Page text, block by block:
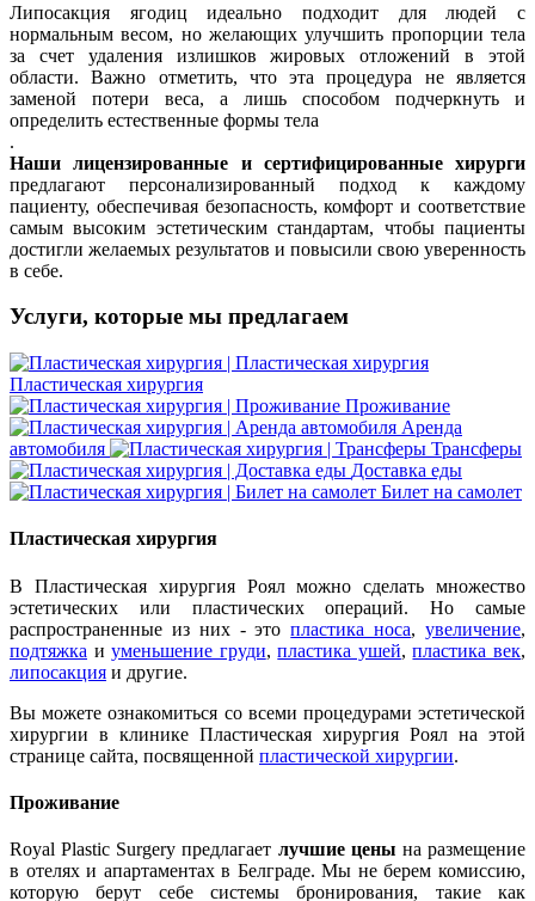
Липосакция ягодиц идеально подходит для людей с
нормальным весом, но желающих улучшить пропорции тела
за счет удаления излишков жировых отложений в этой
области. Важно отметить, что эта процедура не является
заменой потери веса, а лишь способом подчеркнуть и
определить естественные формы тела
.
Наши лицензированные и сертифицированные хирурги
предлагают персонализированный подход к каждому
пациенту, обеспечивая безопасность, комфорт и соответствие
самым высоким эстетическим стандартам, чтобы пациенты
достигли желаемых результатов и повысили свою уверенность
в себе.
Услуги, которые мы предлагаем
Пластическая хирургия
Проживание
Аренда
автомобиля
Трансферы
Доставка еды
Билет на самолет
Пластическая хирургия
В Пластическая хирургия Роял можно сделать множество
эстетических или пластических операций. Но самые
распространенные из них - этопластика носа,увеличение,
подтяжка иуменьшение груди,пластика ушей,пластика век,
липосакция и другие.
Вы можете ознакомиться со всеми процедурами эстетической
хирургии в клинике Пластическая хирургия Роял на этой
странице сайта, посвященной пластической хирургии.
Проживание
Royal Plastic Surgery предлагает лучшие цены на размещение
в отелях и апартаментах в Белграде. Мы не берем комиссию,
которую берут себе системы бронирования, такие как